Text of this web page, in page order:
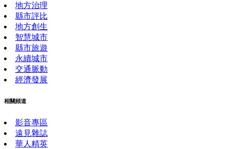
地方治理
縣市評比
地方創生
智慧城市
縣市旅遊
永續城市
交通脈動
經濟發展
相關頻道
影音專區
遠見雜誌
華人精英